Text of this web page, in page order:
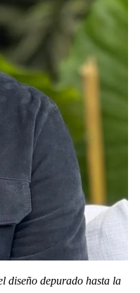
diseño depurado hasta la